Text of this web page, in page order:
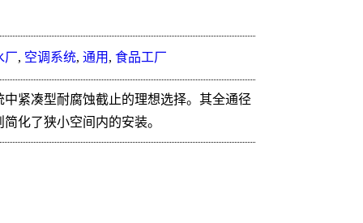
厂, 空调系统, 通用 , 食品工厂
紧凑型耐腐蚀截止的理想选择。其全通径
化了狭小空间内的安装。